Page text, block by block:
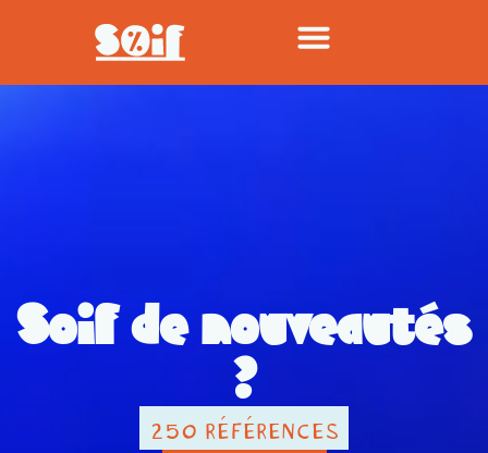
Soif de nouveautés
?
250 RÉFÉRENCES